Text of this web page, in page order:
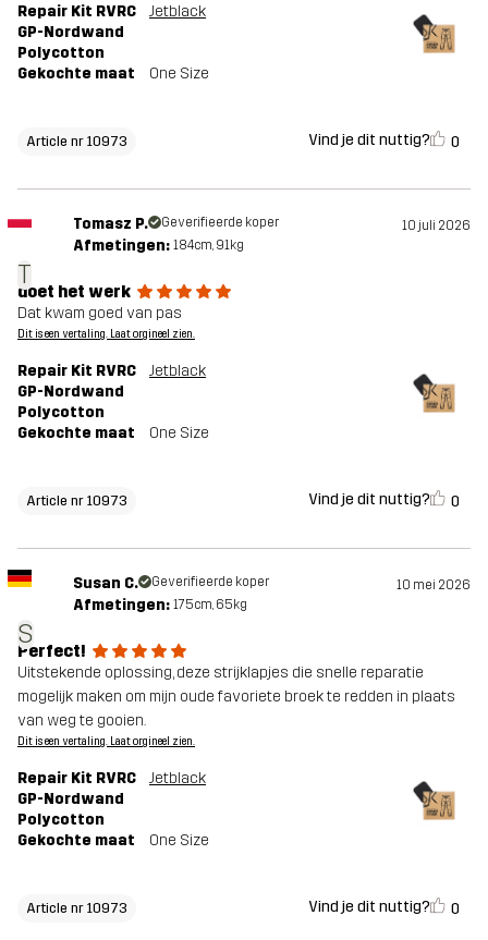
Repair Kit RVRC
GP-Nordwand
Polycotton
Jetblack
Gekochte maat One Size
Article nr 10973 Vind je dit nuttig? 0
T
Tomasz P. Geverifieerde koper 10 juli 2026
Afmetingen: 184cm, 91kg
doet het werk
Dat kwam goed van pas
Dit is een vertaling. Laat orgineel zien.
Repair Kit RVRC
GP-Nordwand
Polycotton
Jetblack
Gekochte maat One Size
Article nr 10973 Vind je dit nuttig? 0
S
Susan C. Geverifieerde koper 10 mei 2026
Afmetingen: 175cm, 65kg
Perfect!
Uitstekende oplossing, deze strijklapjes die snelle reparatie
mogelijk maken om mijn oude favoriete broek te redden in plaats
van weg te gooien.
Dit is een vertaling. Laat orgineel zien.
Repair Kit RVRC
GP-Nordwand
Polycotton
Jetblack
Gekochte maat One Size
Article nr 10973 Vind je dit nuttig? 0